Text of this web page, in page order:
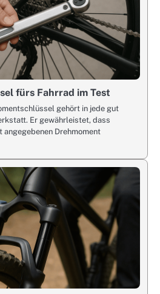
fürs Fahrrad im Test
gehört in jede gut
Er gewährleistet, dass
angegebenen Drehmoment